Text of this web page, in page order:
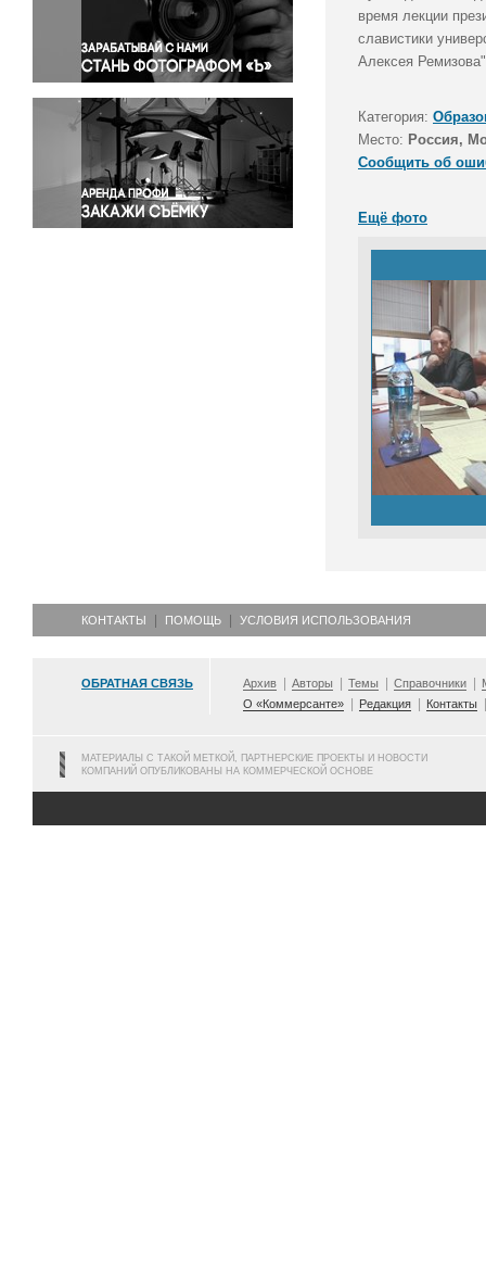
Правосудие
Происшествия и конфликты
Религия
Светская жизнь
Спорт
Экология
Экономика и бизнес
время лекции
славистики
Алексея
Категория:
Место: Россия,
Сообщить об
Ещё фото
КОНТАКТЫ ПОМОЩЬ УСЛОВИЯ ИСПОЛЬЗОВАНИЯ
ОБРАТНАЯ СВЯЗЬ Архив Авторы Темы Справочники
О «Коммерсанте»
Редакция Контакты
МАТЕРИАЛЫ С ТАКОЙ МЕТКОЙ, ПАРТНЕРСКИЕ ПРОЕКТЫ И НОВОСТИ
КОМПАНИЙ ОПУБЛИКОВАНЫ НА КОММЕРЧЕСКОЙ ОСНОВЕ